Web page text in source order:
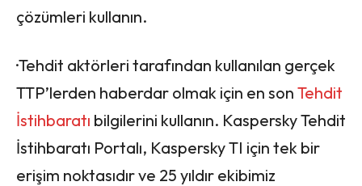
çözümleri kullanın.
·Tehdit aktörleri tarafından kullanılan gerçek
TTP’lerden haberdar olmak için en son Tehdit
İstihbaratı bilgilerini kullanın. Kaspersky Tehdit
İstihbaratı Portalı, Kaspersky TI için tek bir
erişim noktasıdır ve 25 yıldır ekibimiz